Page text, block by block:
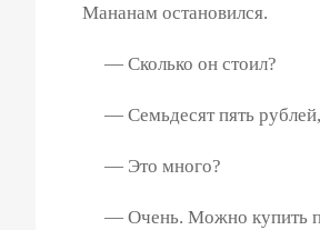
Мананам остановился.
— Сколько он стоил?
— Семьдесят пять
— Это много?
— Очень. Можно купить